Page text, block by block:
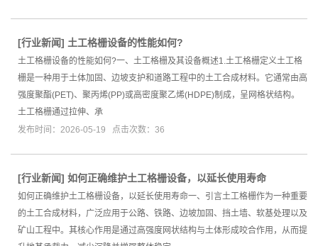
[行业新闻] 土工格栅设备的性能如何?
土工格栅设备的性能如何?一、土工格栅及其设备概述1.土工格栅定义土工格
栅是一种用于土体加固、边坡支护和道路工程中的土工合成材料。它通常由高
强度聚酯(PET)、聚丙烯(PP)或高密度聚乙烯(HDPE)制成，呈网格状结构。
土工格栅通过拉伸、承
发布时间：2026-05-19 点击次数：36
[行业新闻] 如何正确维护土工格栅设备，以延长使用寿命
如何正确维护土工格栅设备，以延长使用寿命一、引言土工格栅作为一种重要
的土工合成材料，广泛应用于公路、铁路、边坡加固、挡土墙、软基处理以及
矿山工程中。其核心作用是通过高强度网状结构与土体形成咬合作用，从而提